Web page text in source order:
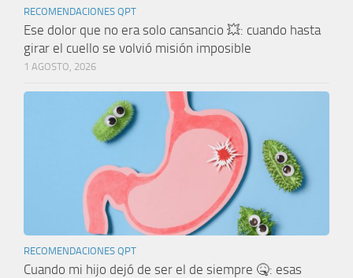
RECOMENDACIONES QPT
Ese dolor que no era solo cansancio 💥: cuando hasta
girar el cuello se volvió misión imposible
1 AGOSTO, 2026
RECOMENDACIONES QPT
Cuando mi hijo dejó de ser el de siempre 🤒: esas